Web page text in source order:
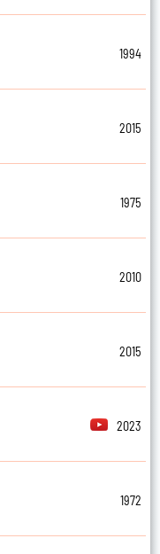
1994
2015
1975
2010
2015
2023
1972